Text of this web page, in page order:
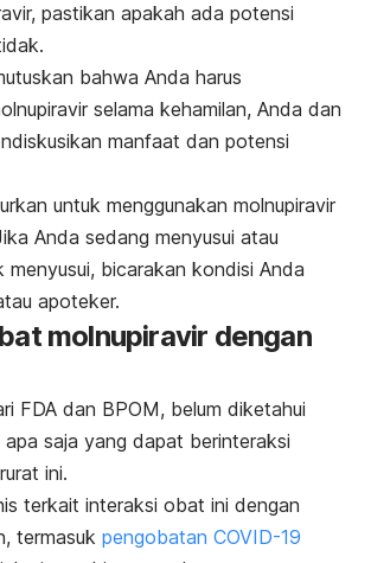
pastikan apakah ada potensi
bahwa Anda harus
selama kehamilan, Anda dan
manfaat dan potensi
untuk menggunakan molnupiravir
Anda sedang menyusui atau
menyusui, bicarakan kondisi Anda
apoteker.
molnupiravir dengan
FDA dan BPOM, belum diketahui
saja yang dapat berinteraksi
ini.
terkait interaksi obat ini dengan
termasuk pengobatan COVID-19